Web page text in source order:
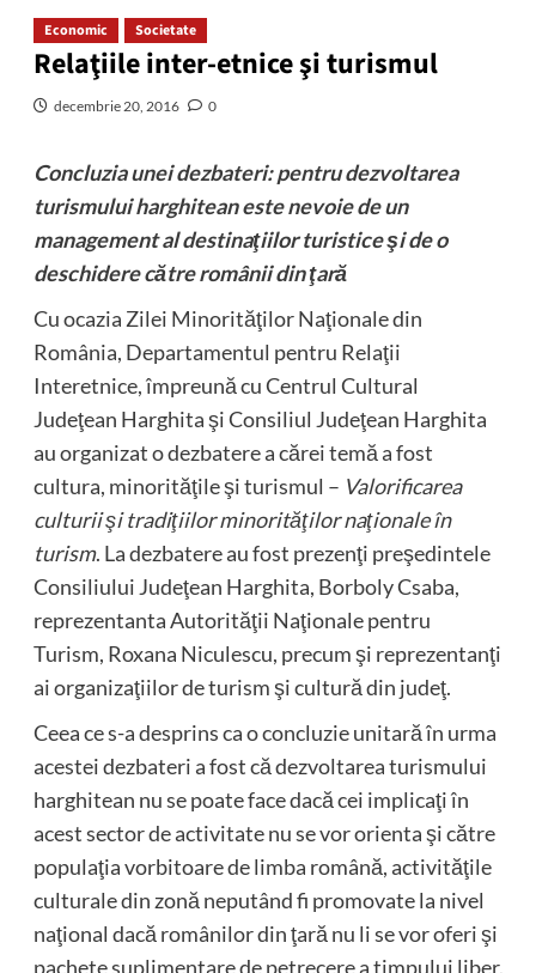
Economic Societate
Relaţiile inter-etnice şi turismul
decembrie 20, 2016 0
Concluzia unei dezbateri: pentru dezvoltarea
turismului harghitean este nevoie de un
management al destinaţiilor turistice şi de o
deschidere către românii din ţară
Cu ocazia Zilei Minorităţilor Naţionale din
România, Departamentul pentru Relaţii
Interetnice, împreună cu Centrul Cultural
Judeţean Harghita şi Consiliul Judeţean Harghita
au organizat o dezbatere a cărei temă a fost
cultura, minorităţile şi turismul – Valorificarea
culturii şi tradiţiilor minorităţilor naţionale în
turism. La dezbatere au fost prezenţi preşedintele
Consiliului Judeţean Harghita, Borboly Csaba,
reprezentanta Autorităţii Naţionale pentru
Turism, Roxana Niculescu, precum şi reprezentanţi
ai organizaţiilor de turism şi cultură din judeţ.
Ceea ce s-a desprins ca o concluzie unitară în urma
acestei dezbateri a fost că dezvoltarea turismului
harghitean nu se poate face dacă cei implicaţi în
acest sector de activitate nu se vor orienta şi către
populaţia vorbitoare de limba română, activităţile
culturale din zonă neputând fi promovate la nivel
naţional dacă românilor din ţară nu li se vor oferi şi
pachete suplimentare de petrecere a timpului liber.